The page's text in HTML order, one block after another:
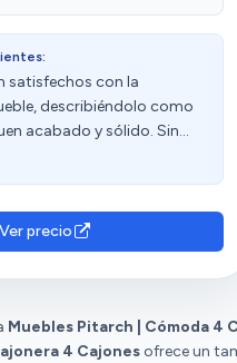
satisfechos con la
describiéndolo como
acabado y sólido. Sin
han recibido piezas
hay opiniones diversas
montaje y la relación
Ver precio
Muebles Pitarch | Cómoda 4
4 Cajones ofrece un